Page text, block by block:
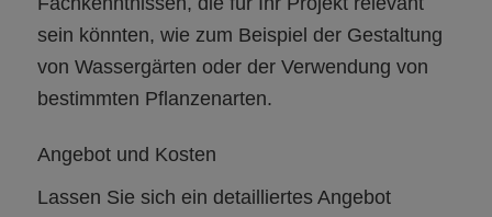
sein könnten, wie zum Beispiel der Gestaltung
von Wassergärten oder der Verwendung von
bestimmten Pflanzenarten.
Angebot und Kosten
Lassen Sie sich ein detailliertes Angebot